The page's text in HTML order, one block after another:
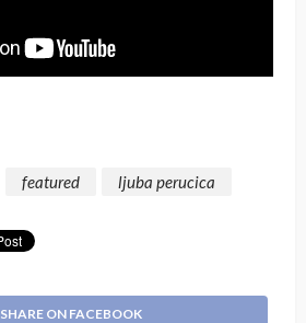
featured ljuba perucica
SHARE ON FACEBOOK